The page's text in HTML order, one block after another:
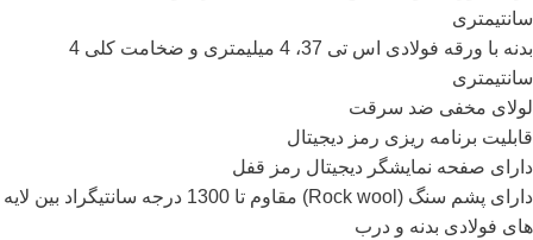
سانتیمتری
بدنه با ورقه فولادی اس تی 37، 4 میلیمتری و ضخامت کلی 4
سانتیمتری
لولای مخفی ضد سرقت
قابلیت برنامه ریزی رمز دیجیتال
دارای صفحه نمایشگر دیجیتال رمز قفل
دارای پشم سنگ (Rock wool) مقاوم تا 1300 درجه سانتیگراد بین لایه
های فولادی بدنه و درب